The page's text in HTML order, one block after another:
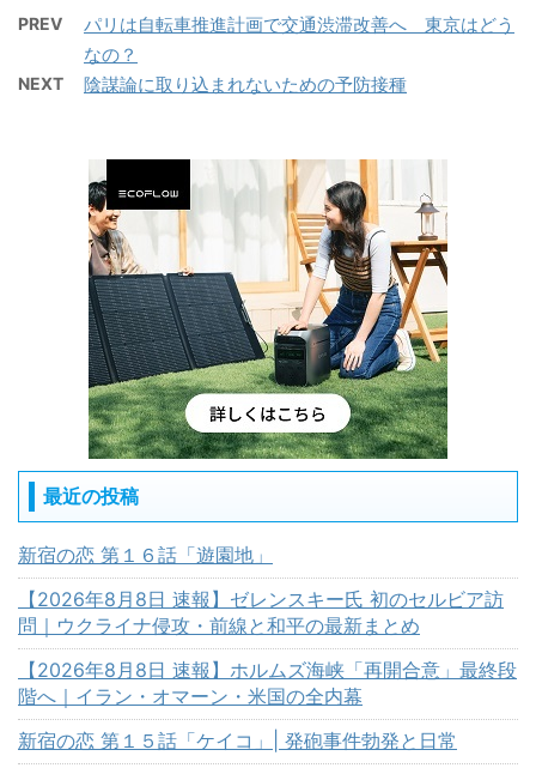
PREV
パリは自転車推進計画で交通渋滞改善へ 東京はどう
なの？
NEXT 陰謀論に取り込まれないための予防接種
最近の投稿
新宿の恋 第１６話「遊園地」
【2026年8月8日 速報】ゼレンスキー氏 初のセルビア訪
問｜ウクライナ侵攻・前線と和平の最新まとめ
【2026年8月8日 速報】ホルムズ海峡「再開合意」最終段
階へ｜イラン・オマーン・米国の全内幕
新宿の恋 第１５話「ケイコ」| 発砲事件勃発と日常